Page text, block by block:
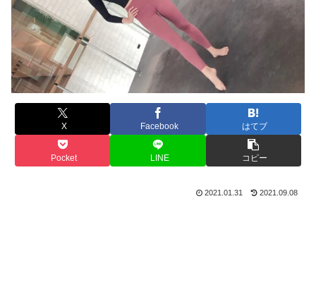
X Facebook はてブ
Pocket LINE コピー
2021.01.31 2021.09.08